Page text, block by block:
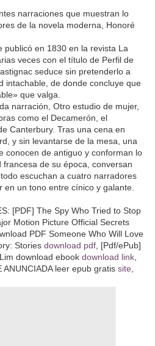
narraciones que muestran lo
de la novela moderna, Honoré
publicó en 1830 en la revista La
veces con el título de Perfil de
seduce sin pretenderlo a
intachable, de donde concluye que
que valga.
narración, Otro estudio de mujer,
como el Decamerón, el
Canterbury. Tras una cena en
y sin levantarse de la mesa, una
conocen de antiguo y conforman lo
de su época, conversan
escuchan a cuatro narradores
un tono entre cínico y galante.
[PDF] The Spy Who Tried to Stop
Motion Picture Official Secrets
PDF Someone Who Will Love
Stories download pdf , [Pdf/ePub]
download ebook download link
ANUNCIADA leer epub gratis site